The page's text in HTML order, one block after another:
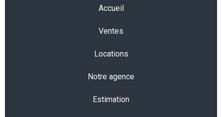
Accueil
Ventes
Locations
Notre agence
Estimation